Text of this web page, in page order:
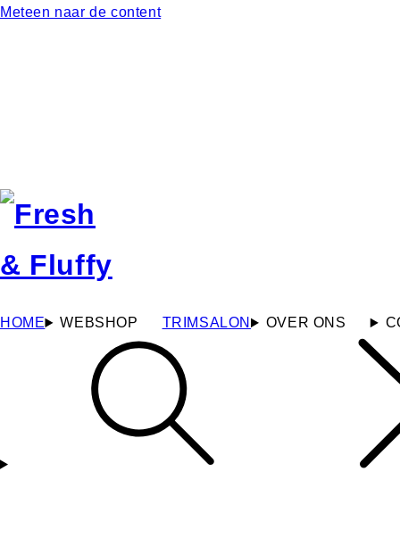
Meteen naar de content
HOME WEBSHOP TRIMSALON OVER ONS